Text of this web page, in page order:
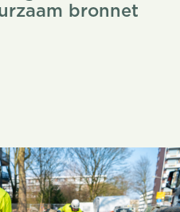
bronnet